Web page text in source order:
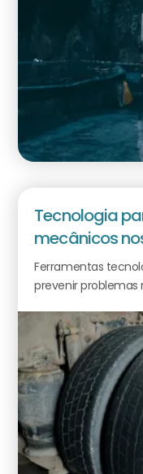
Tecnologia
mecânicos
Ferramentas
prevenir problemas